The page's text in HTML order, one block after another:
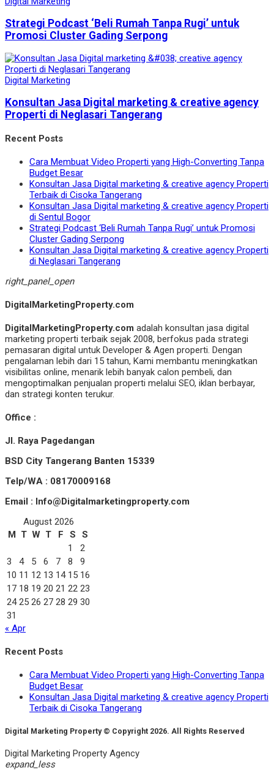
Strategi Podcast ‘Beli Rumah Tanpa Rugi’ untuk
Promosi Cluster Gading Serpong
Digital Marketing
Konsultan Jasa Digital marketing & creative agency
Properti di Neglasari Tangerang
Recent Posts
Cara Membuat Video Properti yang High-Converting Tanpa
Budget Besar
Konsultan Jasa Digital marketing & creative agency Properti
Terbaik di Cisoka Tangerang
Konsultan Jasa Digital marketing & creative agency Properti
di Sentul Bogor
Strategi Podcast ‘Beli Rumah Tanpa Rugi’ untuk Promosi
Cluster Gading Serpong
Konsultan Jasa Digital marketing & creative agency Properti
di Neglasari Tangerang
right_panel_open
DigitalMarketingProperty.com
DigitalMarketingProperty.com adalah konsultan jasa digital
marketing properti terbaik sejak 2008, berfokus pada strategi
pemasaran digital untuk Developer & Agen properti. Dengan
pengalaman lebih dari 15 tahun, Kami membantu meningkatkan
visibilitas online, menarik lebih banyak calon pembeli, dan
mengoptimalkan penjualan properti melalui SEO, iklan berbayar,
dan strategi konten terukur.
Office :
Jl. Raya Pagedangan
BSD City Tangerang Banten 15339
Telp/WA : 08170009168
Email : Info@Digitalmarketingproperty.com
August 2026
M T W T F S
S
1
2
3
4 5 6 7 8
9
10 11 12 13 14 15 16
17 18 19 20 21 22 23
24 25 26 27 28 29 30
31
« Apr
Recent Posts
Cara Membuat Video Properti yang High-Converting Tanpa
Budget Besar
Konsultan Jasa Digital marketing & creative agency Properti
Terbaik di Cisoka Tangerang
Digital Marketing Property © Copyright 2026. All Rights Reserved
Digital Marketing Property Agency
expand_less